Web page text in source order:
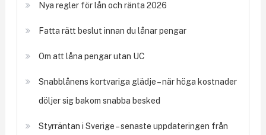
Nya regler för lån och ränta 2026
Fatta rätt beslut innan du lånar pengar
Om att låna pengar utan UC
Snabblånens kortvariga glädje – när höga kostnader
döljer sig bakom snabba besked
Styrräntan i Sverige – senaste uppdateringen från